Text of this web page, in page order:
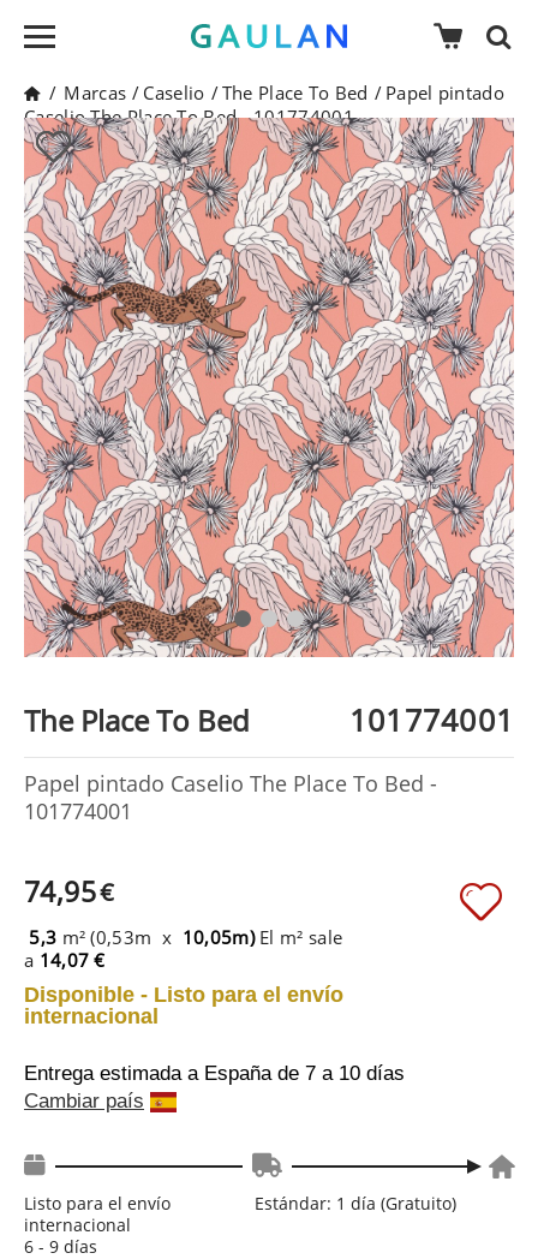
/ Marcas / Caselio /The Place To Bed / Papel pintado
Caselio The Place To Bed - 101774001
The Place To Bed 101774001
Papel pintado Caselio The Place To Bed -
101774001
74,95€
5,3 m² (0,53m x 10,05m) El m² sale
a 14,07 €
Disponible - Listo para el envío
internacional
Entrega estimada a España de 7 a 10 días
Cambiar país
Listo para el envío
internacional
6 - 9 días
Estándar: 1 día (Gratuito)